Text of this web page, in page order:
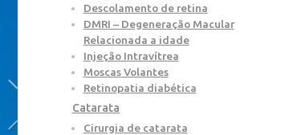
Descolamento de retina
DMRI – Degeneração Macular
Relacionada a idade
Injeção Intravítrea
Moscas Volantes
Retinopatia diabética
Catarata
Cirurgia de catarata